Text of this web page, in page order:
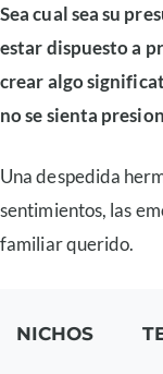
Sea cual sea su
estar dispuesto a
crear algo
no se sienta
Una despedida
sentimientos, las
familiar querido.
NICHOS